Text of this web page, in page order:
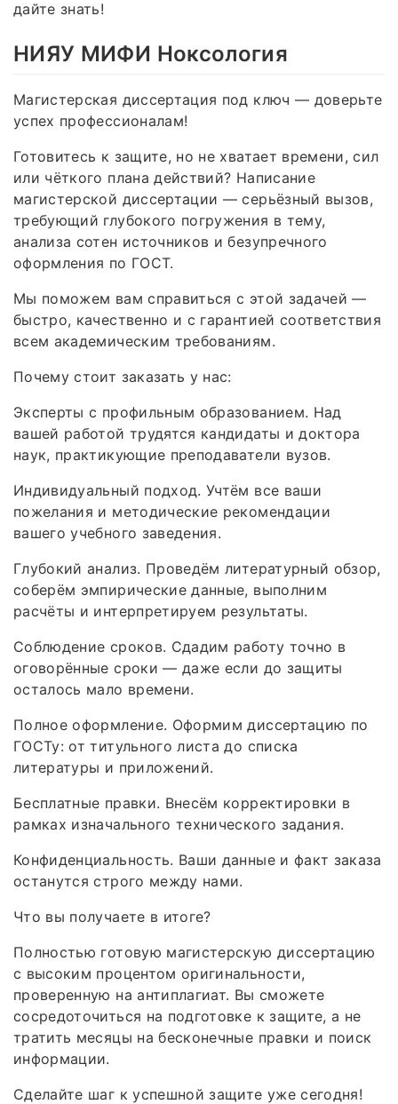
дайте знать!
НИЯУ МИФИ Ноксология
Магистерская диссертация под ключ — доверьте
успех профессионалам!
Готовитесь к защите, но не хватает времени, сил
или чёткого плана действий? Написание
магистерской диссертации — серьёзный вызов,
требующий глубокого погружения в тему,
анализа сотен источников и безупречного
оформления по ГОСТ.
Мы поможем вам справиться с этой задачей —
быстро, качественно и с гарантией соответствия
всем академическим требованиям.
Почему стоит заказать у нас:
Эксперты с профильным образованием. Над
вашей работой трудятся кандидаты и доктора
наук, практикующие преподаватели вузов.
Индивидуальный подход. Учтём все ваши
пожелания и методические рекомендации
вашего учебного заведения.
Глубокий анализ. Проведём литературный обзор,
соберём эмпирические данные, выполним
расчёты и интерпретируем результаты.
Соблюдение сроков. Сдадим работу точно в
оговорённые сроки — даже если до защиты
осталось мало времени.
Полное оформление. Оформим диссертацию по
ГОСТу: от титульного листа до списка
литературы и приложений.
Бесплатные правки. Внесём корректировки в
рамках изначального технического задания.
Конфиденциальность. Ваши данные и факт заказа
останутся строго между нами.
Что вы получаете в итоге?
Полностью готовую магистерскую диссертацию
с высоким процентом оригинальности,
проверенную на антиплагиат. Вы сможете
сосредоточиться на подготовке к защите, а не
тратить месяцы на бесконечные правки и поиск
информации.
Сделайте шаг к успешной защите уже сегодня!